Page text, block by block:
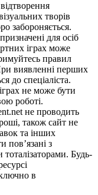
творів
забороняється.
для осіб
іграх може
правил
виявленні перших
до спеціаліста.
не може бути
роботі.
не проводить
також сайт не
та інших
пов’язані з
Будь-
в